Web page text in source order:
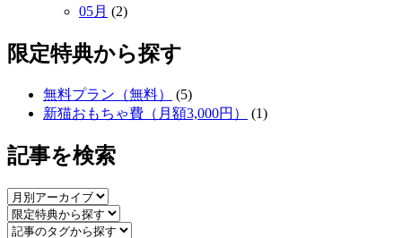
05月 (2)
限定特典から探す
無料プラン（無料）
(5)
新猫おもちゃ費（月額3,000円）
(1)
記事を検索